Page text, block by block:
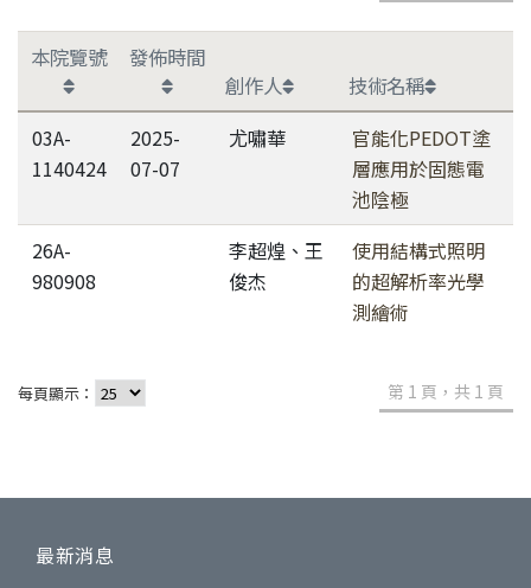
本院覽號
發佈時間
創作人
技術名稱
03A-
1140424
2025-
07-07
尤嘯華
官能化PEDOT塗
層應用於固態電
池陰極
26A-
980908
李超煌、王
俊杰
使用結構式照明
的超解析率光學
測繪術
每頁顯示： 第 1 頁，共 1 頁
最新消息